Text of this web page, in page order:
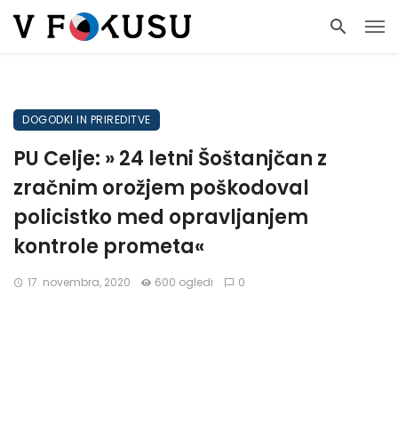
DOGODKI IN PRIREDITVE
PU Celje: » 24 letni Šoštanjčan z
zračnim orožjem poškodoval
policistko med opravljanjem
kontrole prometa«
17. novembra, 2020 600 ogledi 0